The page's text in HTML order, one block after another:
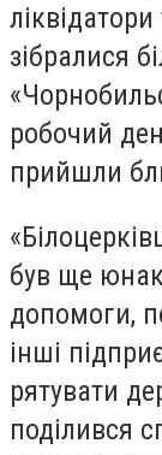
зібралися
робочий
прийшли
був ще
допомоги,
інші
рятувати
поділився